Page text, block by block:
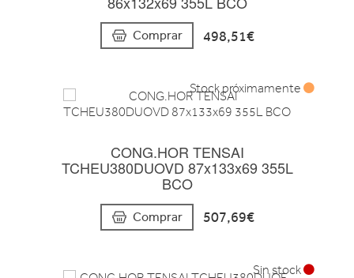
Comprar 498,51€
CONG.HOR TENSAI
TCHEU380DUOVD 87x133x69 355L
BCO
Comprar 507,69€
Stock próximamente
Sin stock